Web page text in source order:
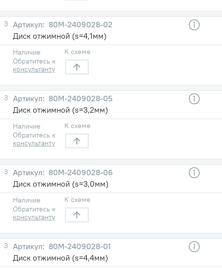
3
80М-2409028-02
Диск отжимной (s=4,1мм)
Наличие
Обратитесь к
консультанту
К схеме
3
80М-2409028-05
Диск отжимной (s=3,2мм)
Наличие
Обратитесь к
консультанту
К схеме
3
80М-2409028-06
Диск отжимной (s=3,0мм)
Наличие
Обратитесь к
консультанту
К схеме
3
80М-2409028-01
Диск отжимной (s=4,4мм)